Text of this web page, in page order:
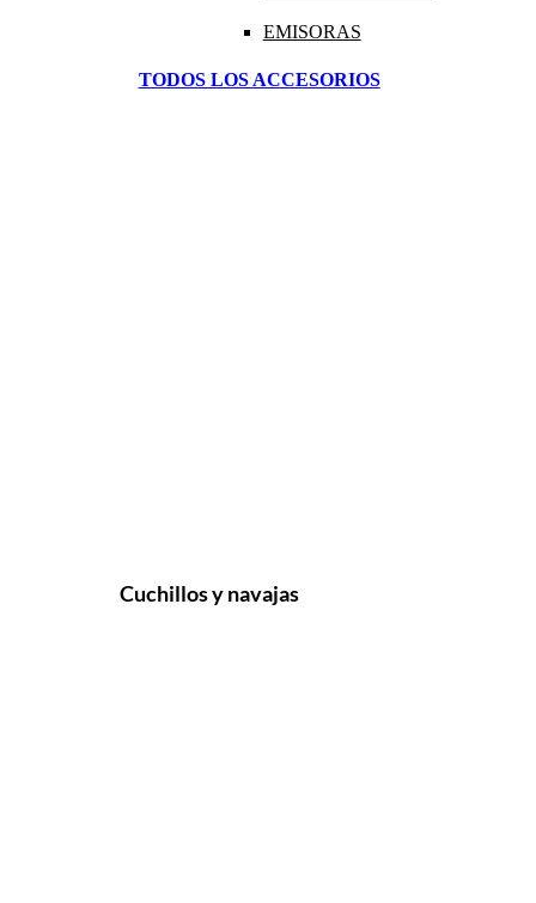
EMISORAS
TODOS LOS ACCESORIOS
Cuchillos y navajas